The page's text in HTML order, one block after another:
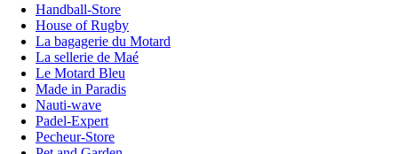
Handball-Store
House of Rugby
La bagagerie du Motard
La sellerie de Maé
Le Motard Bleu
Made in Paradis
Nauti-wave
Padel-Expert
Pecheur-Store